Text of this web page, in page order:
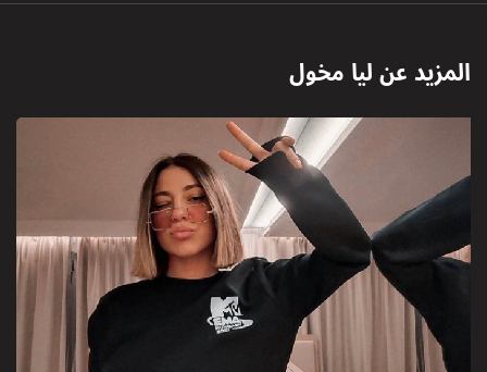
المزيد عنليا مخول